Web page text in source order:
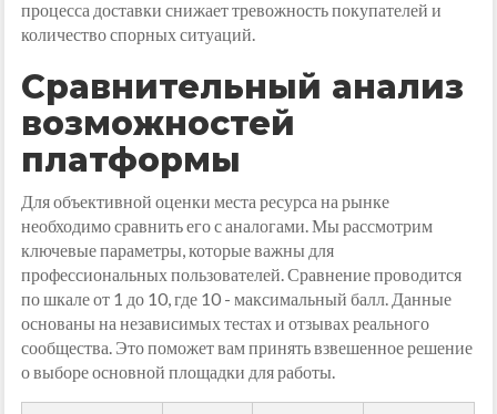
процесса доставки снижает тревожность покупателей и
количество спорных ситуаций.
Сравнительный анализ
возможностей
платформы
Для объективной оценки места ресурса на рынке
необходимо сравнить его с аналогами. Мы рассмотрим
ключевые параметры, которые важны для
профессиональных пользователей. Сравнение проводится
по шкале от 1 до 10, где 10 - максимальный балл. Данные
основаны на независимых тестах и отзывах реального
сообщества. Это поможет вам принять взвешенное решение
о выборе основной площадки для работы.